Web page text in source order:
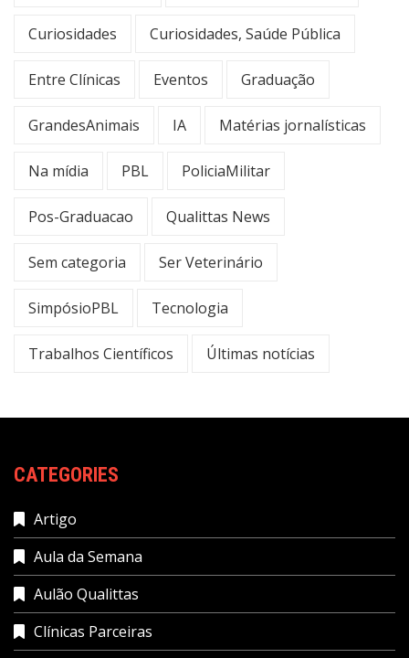
Curiosidades Curiosidades, Saúde Pública
Entre Clínicas Eventos Graduação
GrandesAnimais IA Matérias jornalísticas
Na mídia PBL PoliciaMilitar
Pos-Graduacao Qualittas News
Sem categoria Ser Veterinário
SimpósioPBL Tecnologia
Trabalhos Científicos Últimas notícias
CATEGORIES
Artigo
Aula da Semana
Aulão Qualittas
Clínicas Parceiras